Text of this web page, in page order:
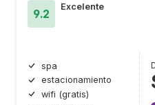
9.2
Excelente
spa
estacionamiento
wifi (gratis)